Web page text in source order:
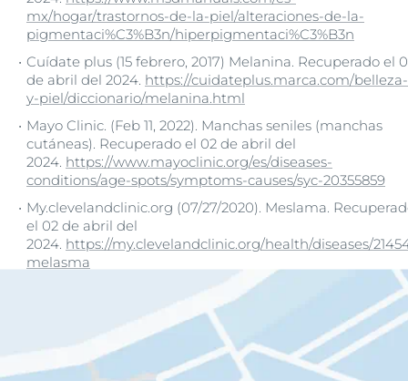
mx/hogar/trastornos-de-la-piel/alteraciones-de-la-
pigmentaci%C3%B3n/hiperpigmentaci%C3%B3n
Cuídate plus (15 febrero, 2017) Melanina. Recuperado el
de abril del 2024. https://cuidateplus.marca.com/belleza-
y-piel/diccionario/melanina.html
Mayo Clinic. (Feb 11, 2022). Manchas seniles (manchas
cutáneas). Recuperado el 02 de abril del
2024. https://www.mayoclinic.org/es/diseases-
conditions/age-spots/symptoms-causes/syc-20355859
My.clevelandclinic.org (07/27/2020). Meslama.
el 02 de abril del
2024. https://my.clevelandclinic.org/health/diseases/
melasma